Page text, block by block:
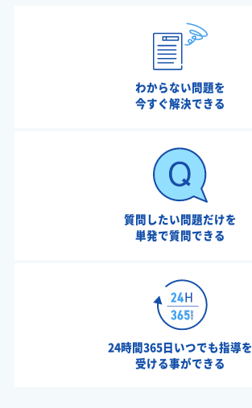
わからない問題を
今すぐ解決できる
質問したい問題だけを
単発で質問できる
24時間365日いつでも指導を
受ける事ができる